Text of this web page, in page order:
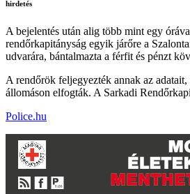
hirdetés
A bejelentés után alig több mint egy
rendőrkapitányság egyik járőre a
udvarára, bántalmazta a férfit és pénzt
A rendőrök feljegyezték annak az
állomáson elfogták. A Sarkadi
Police.hu